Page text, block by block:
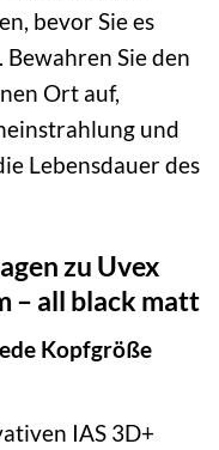
bevor Sie es
Sie den
Ort auf,
und
Lebensdauer des
zu Uvex
– all black matt
Kopfgröße
IAS 3D+